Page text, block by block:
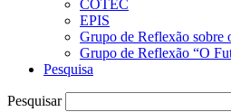
COTEC
EPIS
Grupo de Reflexão sobre
Grupo de Reflexão “O
Pesquisa
Pesquisar